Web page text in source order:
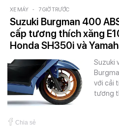
XE MÁY - 7 GIỜ TRƯỚC
Suzuki Burgman 400
cấp tương thích xăng
Honda SH350i và
Suzuki
với cải
tương
Chia sẻ